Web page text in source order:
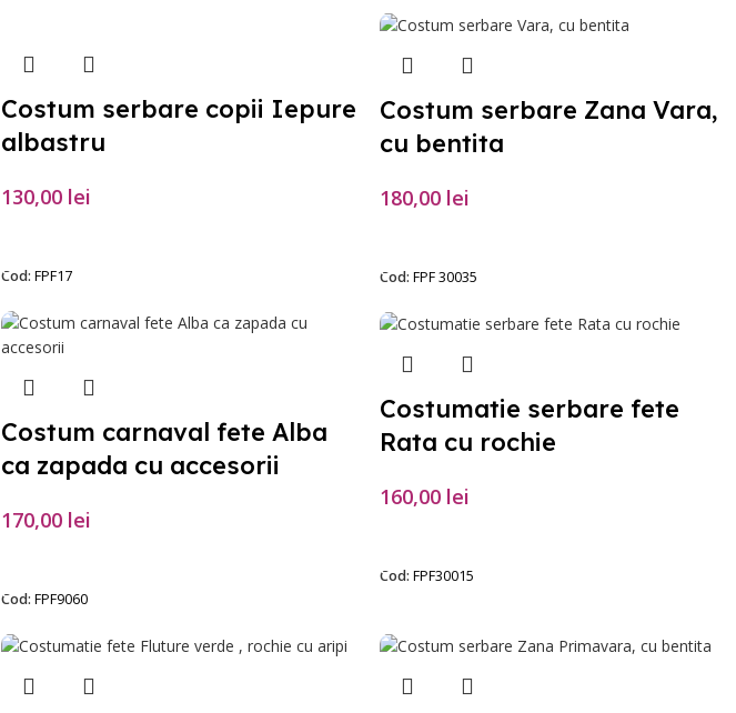
Costum serbare copii Iepure
albastru
130,00 lei
Cod: FPF17
Costum serbare Zana Vara,
cu bentita
180,00 lei
Cod: FPF 30035
Costum carnaval fete Alba
ca zapada cu accesorii
170,00 lei
Cod: FPF9060
Costumatie serbare fete
Rata cu rochie
160,00 lei
Cod: FPF30015